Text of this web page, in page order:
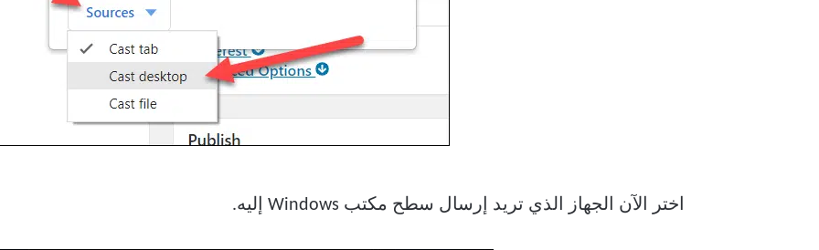
اختر الآن الجهاز الذي تريد إرسال سطح مكتب Windows إليه.